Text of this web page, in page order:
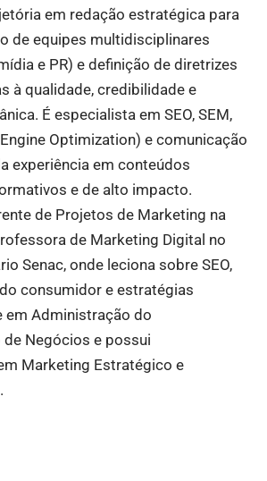
em redação estratégica para
de equipes multidisciplinares
e PR) e definição de diretrizes
à qualidade, credibilidade e
É especialista em SEO, SEM,
Optimization) e comunicação
experiência em conteúdos
e de alto impacto.
de Projetos de Marketing na
de Marketing Digital no
Senac, onde leciona sobre SEO,
consumidor e estratégias
em Administração do
de Negócios e possui
Marketing Estratégico e